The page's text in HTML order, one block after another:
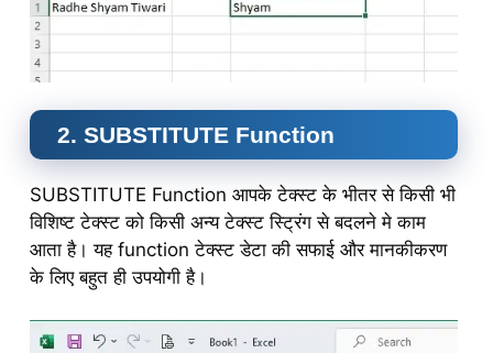
2. SUBSTITUTE Function
SUBSTITUTE Function आपके टेक्स्ट के भीतर से किसी भी
विशिष्ट टेक्स्ट को किसी अन्य टेक्स्ट स्ट्रिंग से बदलने मे काम
आता है। यह function टेक्स्ट डेटा की सफाई और मानकीकरण
के लिए बहुत ही उपयोगी है।